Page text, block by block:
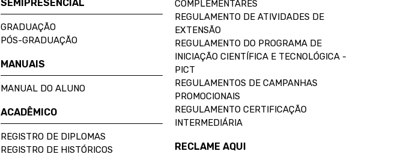
SEMIPRESENCIAL
GRADUAÇÃO
PÓS-GRADUAÇÃO
MANUAIS
MANUAL DO ALUNO
ACADÊMICO
REGISTRO DE DIPLOMAS
REGISTRO DE HISTÓRICOS
COMPLEMENTARES
REGULAMENTO DE ATIVIDADES DE
EXTENSÃO
REGULAMENTO DO PROGRAMA DE
INICIAÇÃO CIENTÍFICA E TECNOLÓGICA -
PICT
REGULAMENTOS DE CAMPANHAS
PROMOCIONAIS
REGULAMENTO CERTIFICAÇÃO
INTERMEDIÁRIA
RECLAME AQUI